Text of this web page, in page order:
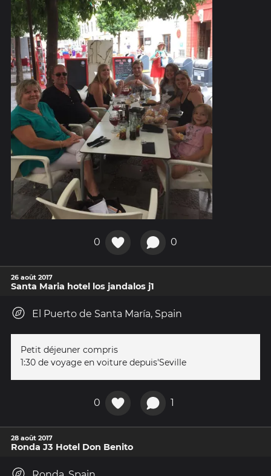
0 0
26 août 2017
Santa Maria hotel los jandalos j1
El Puerto de Santa María, Spain
Petit déjeuner compris
1:30 de voyage en voiture depuis'Seville
0 1
28 août 2017
Ronda J3 Hotel Don Benito